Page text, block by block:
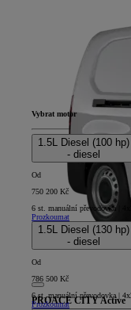
PROACE CITY Active
Vybrat motor
1.5L Diesel (100 hp)
- diesel
Od
750 200 Kč
6 st. manuální převodovka | 4x2
Prozkoumat
1.5L Diesel (130 hp)
- diesel
Od
786 500 Kč
6 st. manuální převodovka |
Prozkoumat